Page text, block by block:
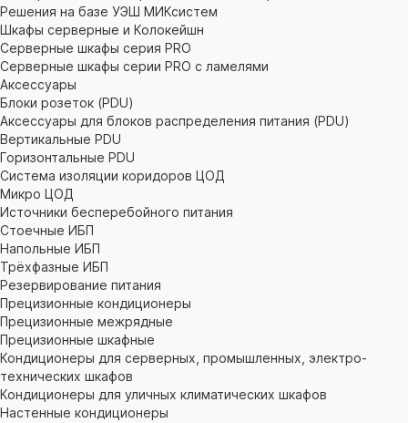
Решения на базе УЭШ МИКсистем
Шкафы серверные и Колокейшн
Серверные шкафы серия PRO
Серверные шкафы серии PRO с ламелями
Аксессуары
Блоки розеток (PDU)
Аксессуары для блоков распределения питания (PDU)
Вертикальные PDU
Горизонтальные PDU
Система изоляции коридоров ЦОД
Микро ЦОД
Источники бесперебойного питания
Стоечные ИБП
Напольные ИБП
Трёхфазные ИБП
Резервирование питания
Прецизионные кондиционеры
Прецизионные межрядные
Прецизионные шкафные
Кондиционеры для серверных, промышленных, электро-
технических шкафов
Кондиционеры для уличных климатических шкафов
Настенные кондиционеры